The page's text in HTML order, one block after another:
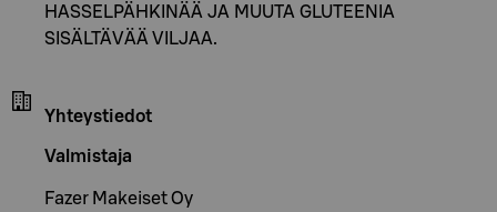
HASSELPÄHKINÄÄ JA MUUTA GLUTEENIA
SISÄLTÄVÄÄ VILJAA.
Yhteystiedot
Valmistaja
Fazer Makeiset Oy